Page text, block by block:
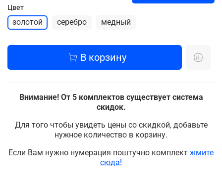
Цвет
золотой серебро медный
В корзину
Внимание! От 5 комплектов существует система
скидок.
Для того чтобы увидеть цены со скидкой, добавьте
нужное количество в корзину.
Если Вам нужно нумерация поштучно комплект жмите
сюда!